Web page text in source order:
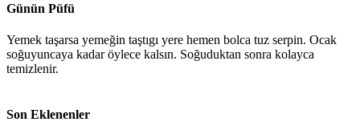
Günün Püfü
Yemek taşarsa yemeğin taştıgı yere hemen bolca tuz serpin. Ocak
soğuyuncaya kadar öylece kalsın. Soğuduktan sonra kolayca
temizlenir.
Son Eklenenler